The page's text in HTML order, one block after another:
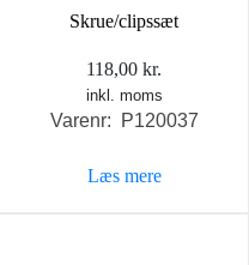
Skrue/clipssæt
118,00 kr.
inkl. moms
Varenr: P120037
Læs mere